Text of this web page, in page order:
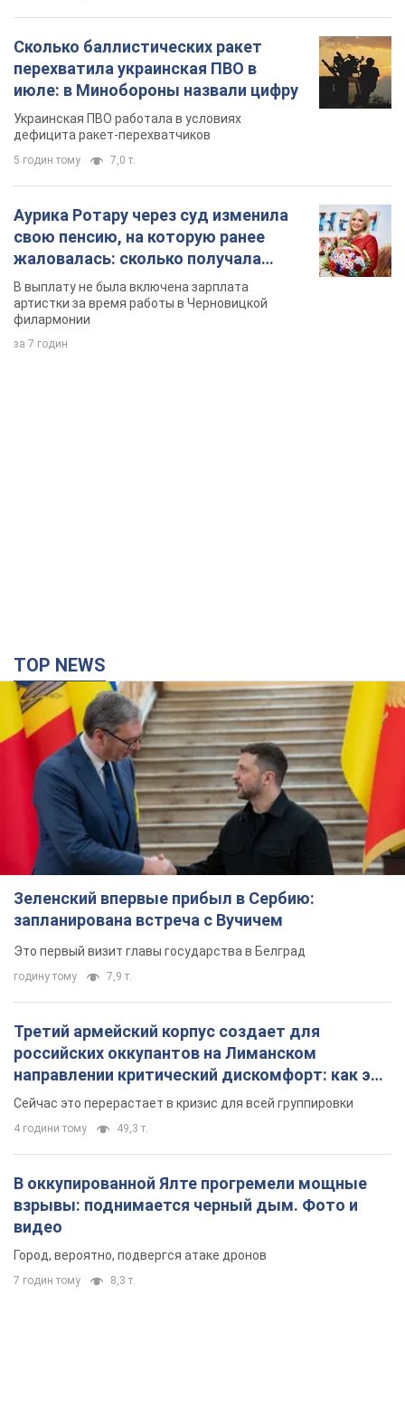
Сколько баллистических ракет
перехватила украинская ПВО в
июле: в Минобороны назвали цифру
Украинская ПВО работала в условиях
дефицита ракет-перехватчиков
5 годин тому 7,0 т.
Аурика Ротару через суд изменила
свою пенсию, на которую ранее
жаловалась: сколько получала
певица
В выплату не была включена зарплата
артистки за время работы в Черновицкой
филармонии
за 7 годин
TOP NEWS
Зеленский впервые прибыл в Сербию:
запланирована встреча с Вучичем
Это первый визит главы государства в Белград
годину тому 7,9 т.
Третий армейский корпус создает для
российских оккупантов на Лиманском
направлении критический дискомфорт: как это
удалось
Сейчас это перерастает в кризис для всей группировки
4 години тому 49,3 т.
В оккупированной Ялте прогремели мощные
взрывы: поднимается черный дым. Фото и
видео
Город, вероятно, подвергся атаке дронов
7 годин тому 8,3 т.